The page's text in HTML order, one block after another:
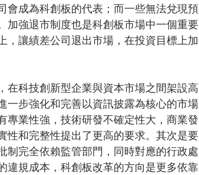
會成為科創板的代表；而一些無法兌現預
加強退市制度也是科創板市場中一個重要
，讓績差公司退出市場，在投資目標上加
在科技創新型企業與資本市場之間架設高
一步強化和完善以資訊披露為核心的市場
專業性強，技術研發不確定性大，商業發
性和完整性提出了更高的要求。其次是要
制完全依賴監管部門，同時對應的行政處
違規成本，科創板改革的方向是更多依靠